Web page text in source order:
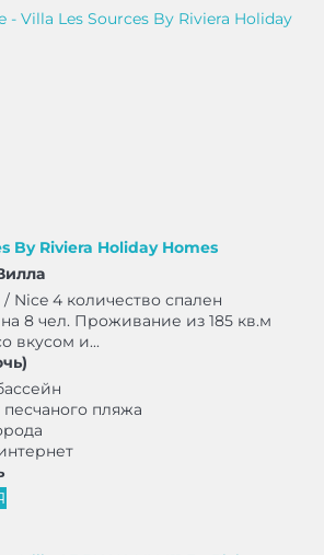
By Riviera Holiday Homes
Nice 4 количество спален
8 чел. Проживание из 185 кв.м
вкусом и...
песчаного пляжа